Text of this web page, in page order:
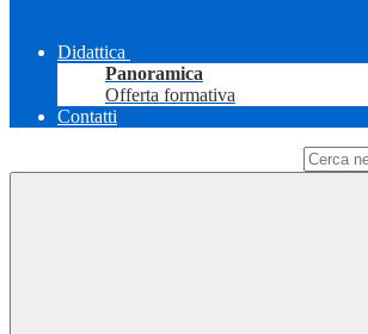
Didattica
Panoramica
Offerta formativa
Contatti